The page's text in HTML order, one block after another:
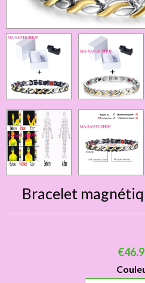
Bracelet